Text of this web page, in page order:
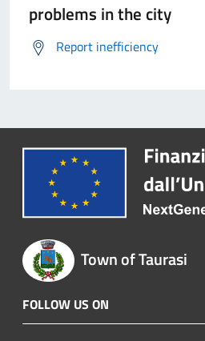
problems in the city
Report inefficiency
Town of Taurasi
FOLLOW US ON